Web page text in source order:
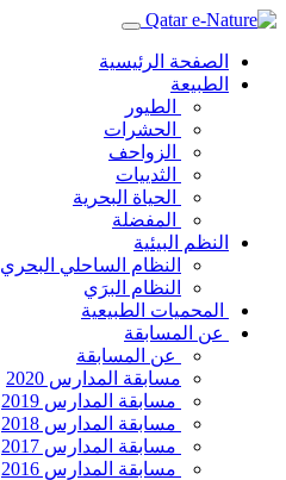
الصفحة الرئيسية
الطبيعة
الطيور
الحشرات
الزواحف
الثدييات
الحياة البحرية
المفضلة
النظم البيئية
النظام الساحلي البحري
النظام البرَي
المحميات الطبيعية
عن المسابقة
عن المسابقة
مسابقة المدارس 2020
مسابقة المدارس 2019
مسابقة المدارس 2018
مسابقة المدارس 2017
مسابقة المدارس 2016